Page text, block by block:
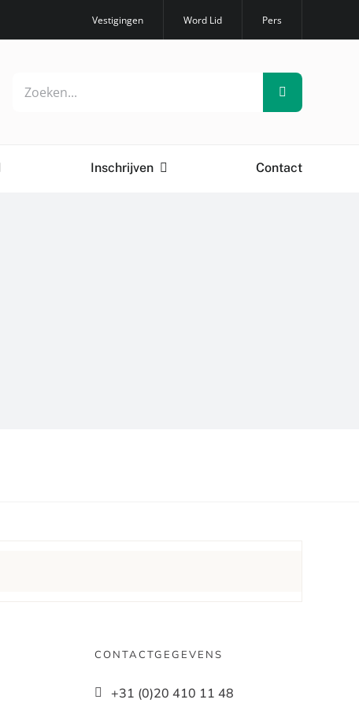
Vestigingen Word Lid Pers
Zoeken
Inschrijven Contact
CONTACTGEGEVENS
+31 (0)20 410 11 48